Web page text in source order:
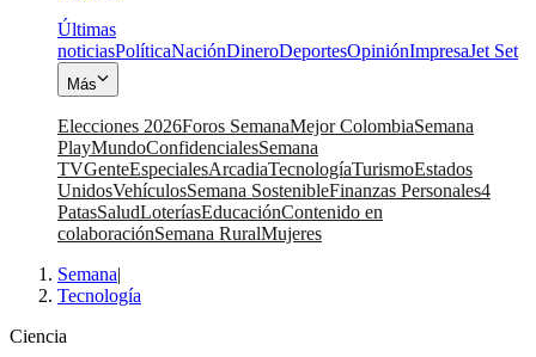
Últimas
noticiasPolíticaNaciónDineroDeportesOpiniónImpresaJet Set
Más
Elecciones 2026Foros SemanaMejor ColombiaSemana
PlayMundoConfidencialesSemana
TVGenteEspecialesArcadiaTecnologíaTurismoEstados
UnidosVehículosSemana SostenibleFinanzas Personales4
PatasSaludLoteríasEducaciónContenido en
colaboraciónSemana RuralMujeres
Semana|
Tecnología
Ciencia